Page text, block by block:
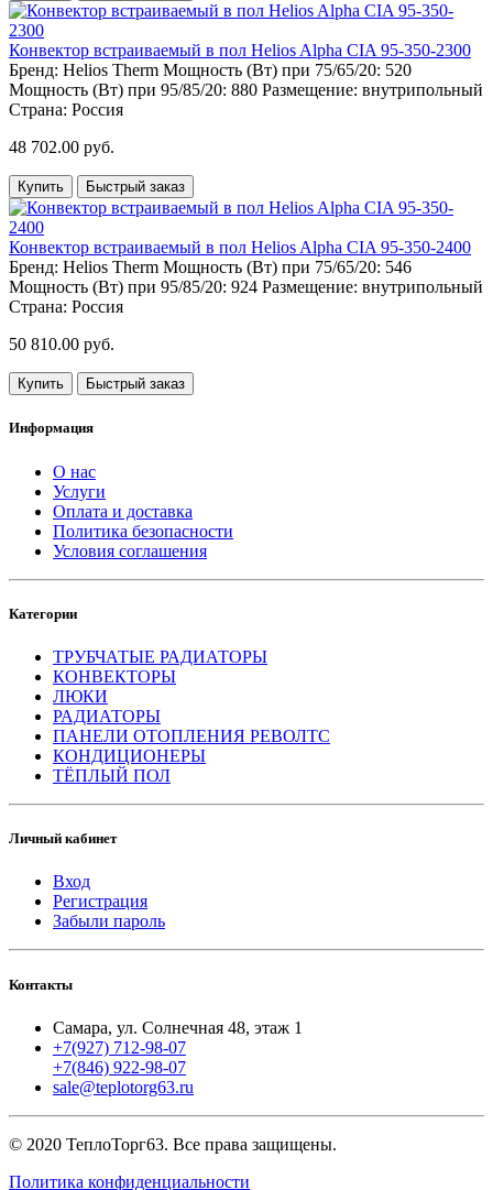
Конвектор встраиваемый в пол Helios Alpha CIA 95-350-2300
Бренд: Helios Therm Мощность (Вт) при 75/65/20: 520
Мощность (Вт) при 95/85/20: 880 Размещение: внутрипольный
Страна: Россия
48 702.00 руб.
Купить Быстрый заказ
Конвектор встраиваемый в пол Helios Alpha CIA 95-350-2400
Бренд: Helios Therm Мощность (Вт) при 75/65/20: 546
Мощность (Вт) при 95/85/20: 924 Размещение: внутрипольный
Страна: Россия
50 810.00 руб.
Купить Быстрый заказ
Информация
О нас
Услуги
Оплата и доставка
Политика безопасности
Условия соглашения
Категории
ТРУБЧАТЫЕ РАДИАТОРЫ
КОНВЕКТОРЫ
ЛЮКИ
РАДИАТОРЫ
ПАНЕЛИ ОТОПЛЕНИЯ РЕВОЛТС
КОНДИЦИОНЕРЫ
ТЁПЛЫЙ ПОЛ
Личный кабинет
Вход
Регистрация
Забыли пароль
Контакты
Самара, ул. Солнечная 48, этаж 1
+7(927) 712-98-07
+7(846) 922-98-07
sale@teplotorg63.ru
© 2020 ТеплоТорг63. Все права защищены.
Политика конфиденциальности